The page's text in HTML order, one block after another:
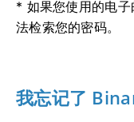
* 如果您使用的电
法检索您的密码。
我忘记了